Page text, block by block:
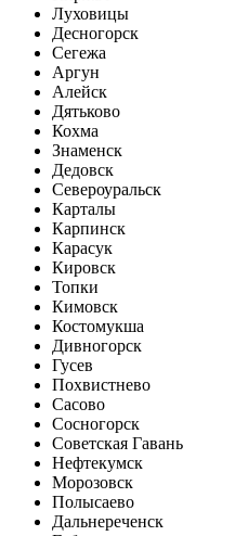
Луховицы
Десногорск
Сегежа
Аргун
Алейск
Дятьково
Кохма
Знаменск
Дедовск
Североуральск
Карталы
Карпинск
Карасук
Кировск
Топки
Кимовск
Костомукша
Дивногорск
Гусев
Похвистнево
Сасово
Сосногорск
Советская Гавань
Нефтекумск
Морозовск
Полысаево
Дальнереченск